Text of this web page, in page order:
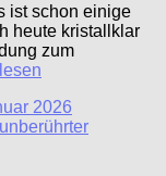
ist schon einige
heute kristallklar
zum
2026